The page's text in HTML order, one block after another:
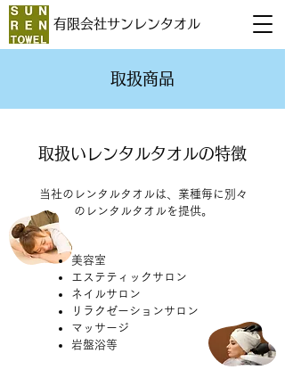
有限会社サンレンタオル
取扱商品
取扱いレンタルタオルの特徴
当社のレンタルタオルは、業種毎に別々
のレンタルタオルを提供。
美容室
エステティックサロン
ネイルサロン
リラクゼーションサロン
マッサージ
岩盤浴等